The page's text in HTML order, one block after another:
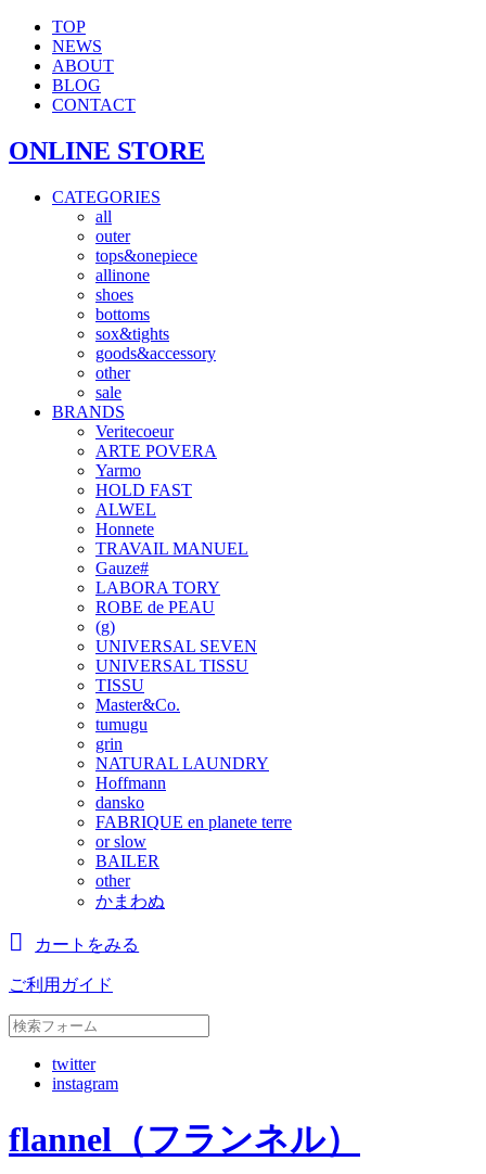
TOP
NEWS
ABOUT
BLOG
CONTACT
ONLINE STORE
CATEGORIES
all
outer
tops&onepiece
allinone
shoes
bottoms
sox&tights
goods&accessory
other
sale
BRANDS
Veritecoeur
ARTE POVERA
Yarmo
HOLD FAST
ALWEL
Honnete
TRAVAIL MANUEL
Gauze#
LABORA TORY
ROBE de PEAU
(g)
UNIVERSAL SEVEN
UNIVERSAL TISSU
TISSU
Master&Co.
tumugu
grin
NATURAL LAUNDRY
Hoffmann
dansko
FABRIQUE en planete terre
or slow
BAILER
other
かまわぬ
カートをみる
ご利用ガイド
twitter
instagram
flannel（フランネル）